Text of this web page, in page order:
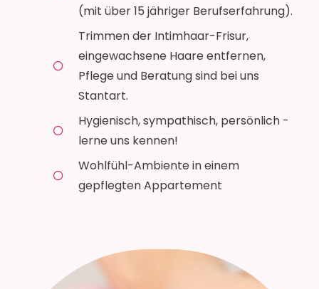
(mit über 15 jähriger Berufserfahrung).
Trimmen der Intimhaar-Frisur,
eingewachsene Haare entfernen,
Pflege und Beratung sind bei uns
Stantart.
Hygienisch, sympathisch, persönlich -
lerne uns kennen!
Wohlfühl-Ambiente in einem
gepflegten Appartement